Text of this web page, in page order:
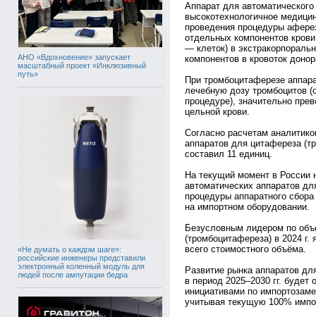
АНО «Вдохновение» запускает
масштабный проект «Инклюзивный
путь»
«Не думать о каждом шаге»:
российские инженеры представили
электронный коленный модуль для
людей после ампутации бедра
Аппарат для
высокотехнологичное
проведения процедуры
отдельных компонентов
— клеток) в
компонентов в кровоток
При тромбоцитаферезе
лечебную дозу тромбоцитов
процедуре), значительно
цельной крови.
Согласно расчетам
аппаратов для цитафереза
составил 11 единиц.
На текущий момент в России
автоматических аппаратов
процедуры аппаратного
на импортном оборудовании.
Безусловным лидером по
(тромбоцитафереза) в 2024
всего стоимостного объёма.
Развитие рынка аппаратов
в период 2025–2030 гг.
инициативами по
учитывая текущую 100%